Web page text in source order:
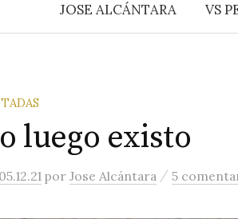
JOSE ALCÁNTARA VS
luego existo
por Jose Alcántara / 5